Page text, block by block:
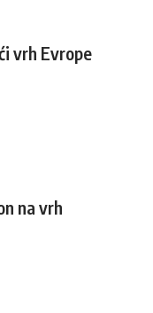
vrh Evrope
na vrh